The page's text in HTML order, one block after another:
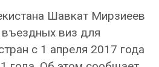
Шавкат Мирзиеев
въездных виз для
с 1 апреля 2017 года